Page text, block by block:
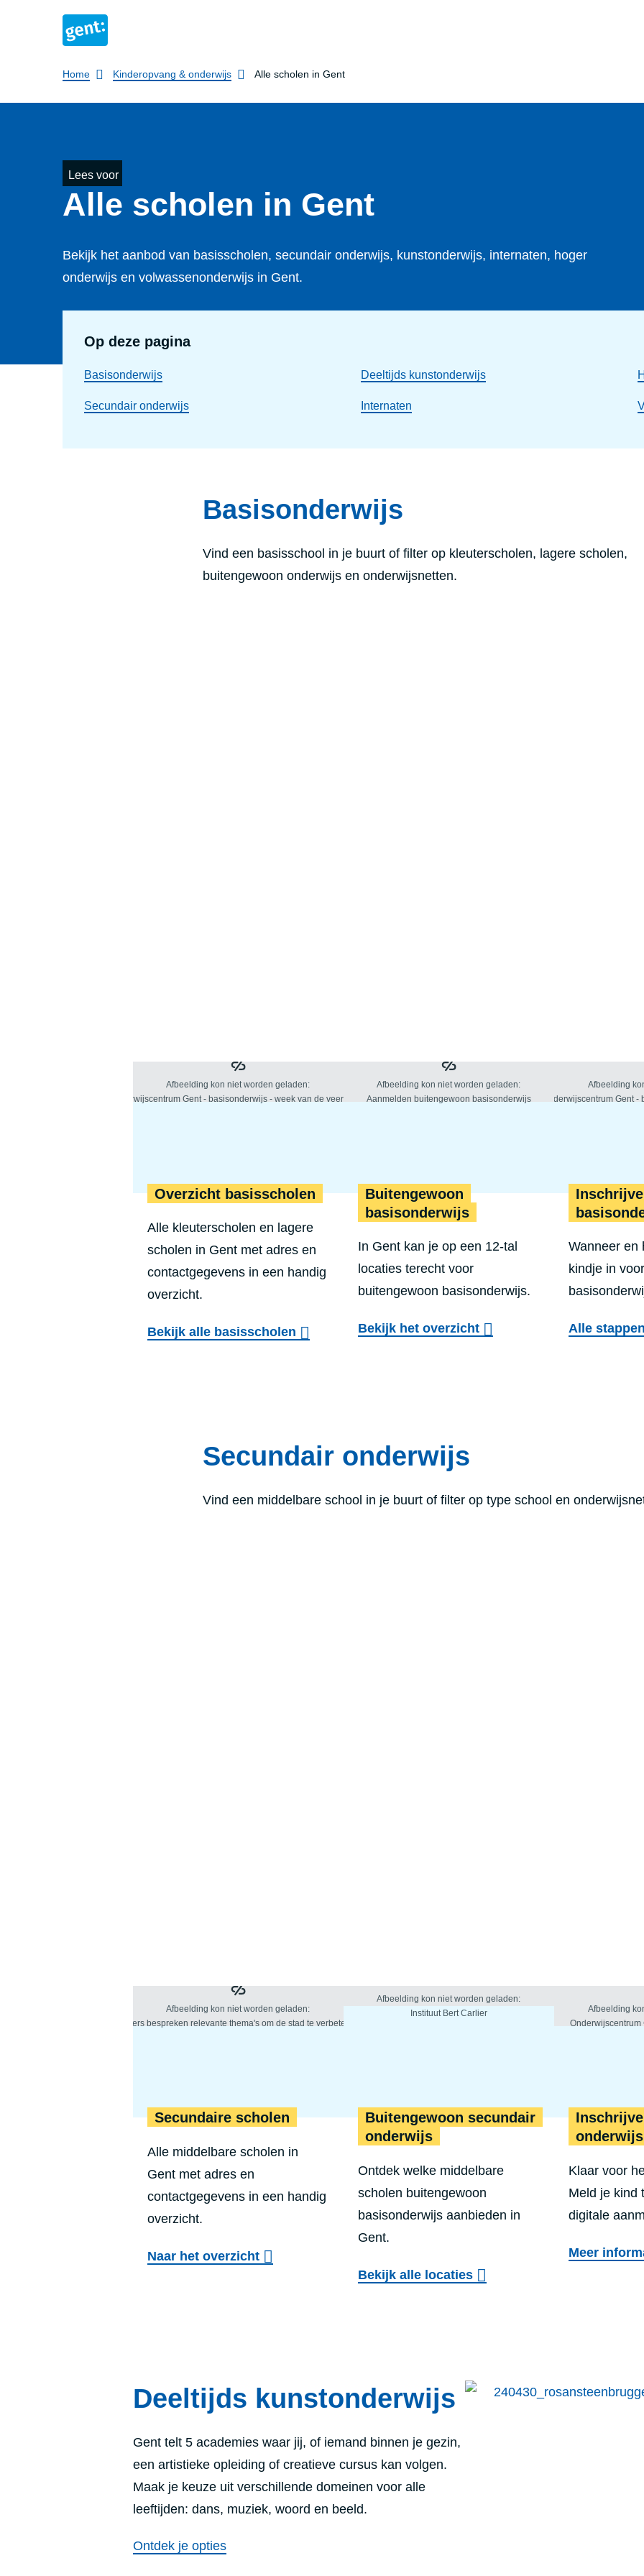
Breadcrumb
Home Kinderopvang & onderwijs Alle scholen in Gent
Lees voor
Alle scholen in Gent
Bekijk het aanbod van basisscholen, secundair onderwijs, kunstonderwijs, internaten, hoger
onderwijs en volwassenonderwijs in Gent.
Op deze pagina
Basisonderwijs
Secundair onderwijs
Deeltijds kunstonderwijs
Internaten
Basisonderwijs
Vind een basisschool in je buurt of filter op kleuterscholen, lagere scholen,
buitengewoon onderwijs en onderwijsnetten.
Overzicht basisscholen
Alle kleuterscholen en lagere
scholen in Gent met adres en
contactgegevens in een handig
overzicht.
Bekijk alle basisscholen
Buitengewoon
basisonderwijs
In Gent kan je op een 12-tal
locaties terecht voor
buitengewoon basisonderwijs.
Bekijk het overzicht
Wanneer en
kindje in
Alle
Secundair onderwijs
Vind een middelbare school in je buurt of filter op type school en
Secundaire scholen
Alle middelbare scholen in
Gent met adres en
contactgegevens in een handig
overzicht.
Naar het overzicht
Buitengewoon secundair
onderwijs
Ontdek welke middelbare
scholen buitengewoon
basisonderwijs aanbieden in
Gent.
Bekijk alle locaties
onderwijs
Klaar voor
Meld je kind
digitale
Meer
Deeltijds kunstonderwijs
Gent telt 5 academies waar jij, of iemand binnen je gezin,
een artistieke opleiding of creatieve cursus kan volgen.
Maak je keuze uit verschillende domeinen voor alle
leeftijden: dans, muziek, woord en beeld.
Ontdek je opties